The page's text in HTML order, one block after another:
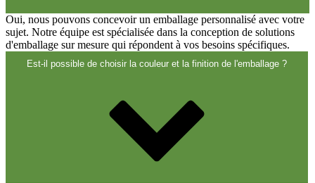
Bouteilles(519)
Oui, nous pouvons concevoir un emballage personnalisé avec votre
sujet. Notre équipe est spécialisée dans la conception de solutions
d'emballage sur mesure qui répondent à vos besoins spécifiques.
Est-il possible de choisir la couleur et la finition de l'emballage ?